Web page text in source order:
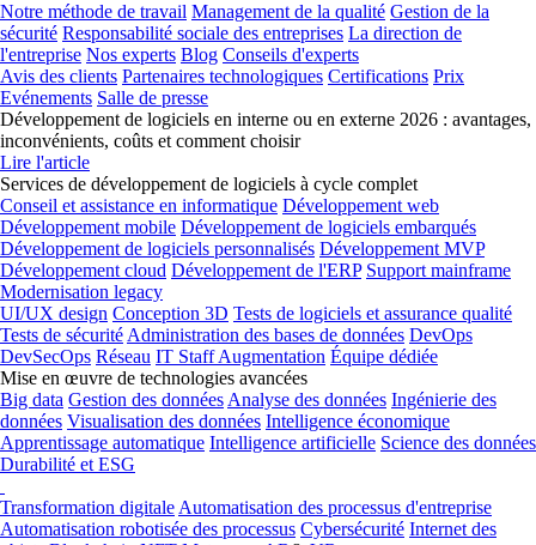
Notre méthode de travail Management de la qualité Gestion de la
sécurité Responsabilité sociale des entreprises La direction de
l'entreprise Nos experts Blog Conseils d'experts
Avis des clients Partenaires technologiques Certifications Prix
Evénements Salle de presse
Développement de logiciels en interne ou en externe 2026 : avantages,
inconvénients, coûts et comment choisir
Lire l'article
Services de développement de logiciels à cycle complet
Conseil et assistance en informatique Développement web
Développement mobile Développement de logiciels embarqués
Développement de logiciels personnalisés Développement MVP
Développement cloud Développement de l'ERP Support mainframe
Modernisation legacy
UI/UX design Conception 3D Tests de logiciels et assurance qualité
Tests de sécurité Administration des bases de données DevOps
DevSecOps Réseau IT Staff Augmentation Équipe dédiée
Mise en œuvre de technologies avancées
Big data Gestion des données Analyse des données Ingénierie des
données Visualisation des données Intelligence économique
Apprentissage automatique Intelligence artificielle Science des données
Durabilité et ESG
Transformation digitale Automatisation des processus d'entreprise
Automatisation robotisée des processus Cybersécurité Internet des